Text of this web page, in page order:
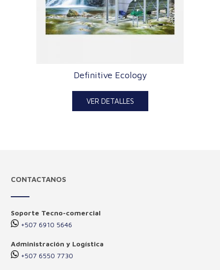
Definitive Ecology
VER DETALLES
CONTACTANOS
Soporte Tecno-comercial
+507 6910 5646
Administración y Logística
+507 6550 7730